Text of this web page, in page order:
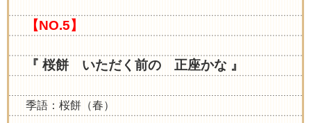
【NO.5】
『 桜餅 いただく前の 正座かな 』
季語：桜餅（春）